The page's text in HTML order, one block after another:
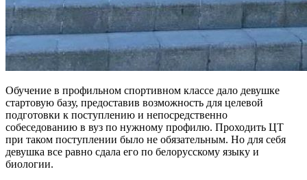
Обучение в профильном спортивном классе дало девушке
стартовую базу, предоставив возможность для целевой
подготовки к поступлению и непосредственно
собеседованию в вуз по нужному профилю. Проходить ЦТ
при таком поступлении было не обязательным. Но для себя
девушка все равно сдала его по белорусскому языку и
биологии.